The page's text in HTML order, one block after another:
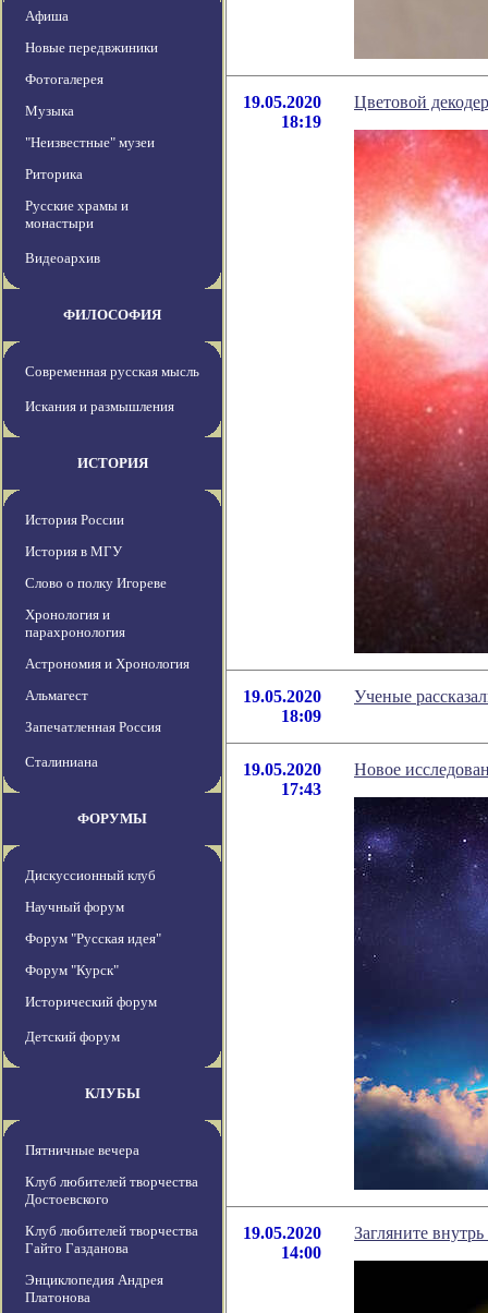
Афиша
Новые передвжиники
Фотогалерея
Музыка
"Неизвестные" музеи
Риторика
Русские храмы и
монастыри
Видеоархив
ФИЛОСОФИЯ
Современная русская мысль
Искания и размышления
ИСТОРИЯ
История России
История в МГУ
Слово о полку Игореве
Хронология и
парахронология
Астрономия и Хронология
Альмагест
Запечатленная Россия
Сталиниана
ФОРУМЫ
Дискуссионный клуб
Научный форум
Форум "Русская идея"
Форум "Курск"
Исторический форум
Детский форум
КЛУБЫ
Пятничные вечера
Клуб любителей творчества
Достоевского
Клуб любителей творчества
Гайто Газданова
Энциклопедия Андрея
Платонова
19.05.2020
18:19
Цветовой
19.05.2020
18:09
Ученые
19.05.2020
17:43
Новое
19.05.2020
14:00
Загляните